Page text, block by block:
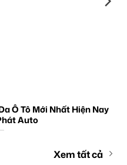
Ô Tô Mới Nhất Hiện Nay
Auto
Xem tất cả